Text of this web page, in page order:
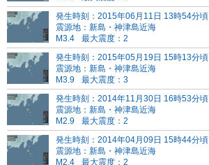
発生時刻：2015年06月11日 13時54分頃
震源地：新島・神津島近海
M3.4
最大震度：2
発生時刻：2015年05月19日 15時13分頃
震源地：新島・神津島近海
M3.9
最大震度：3
発生時刻：2014年11月30日 16時53分頃
震源地：新島・神津島近海
M2.9
最大震度：2
発生時刻：2014年04月09日 15時44分頃
震源地：新島・神津島近海
M2.4
最大震度：2